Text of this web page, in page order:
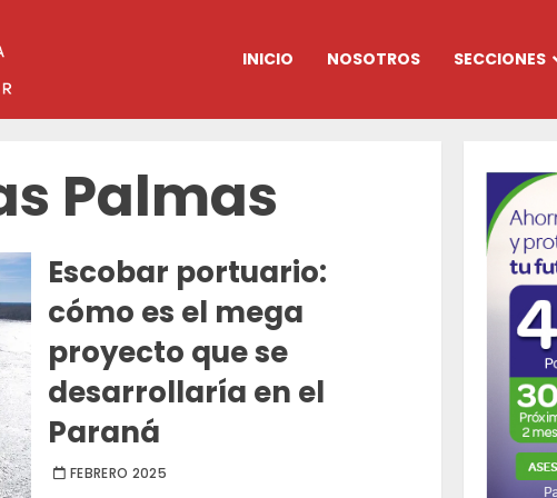
INICIO NOSOTROS SECCIONES
Palmas
Escobar portuario:
cómo es el mega
proyecto que se
desarrollaría en el
Paraná
FEBRERO 2025